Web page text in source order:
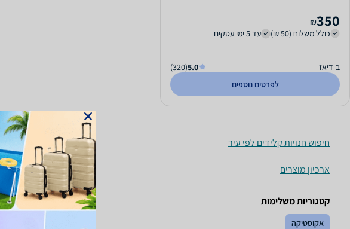
350
₪
כולל משלוח (50 ₪)
עד 5 ימי עסקים
ב-דיאז 5.0
(320)
לפרטים נוספים
חיפוש חנויות קלידים לפי עיר
ארכיון מוצרים
קטגוריות משלימות
אקוסטיקה